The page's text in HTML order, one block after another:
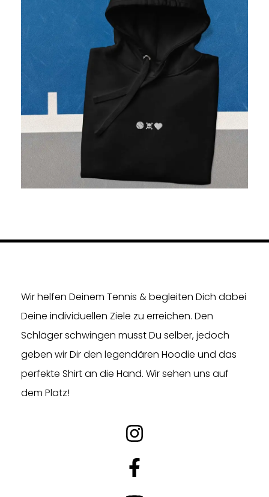
Wir helfen Deinem Tennis & begleiten Dich dabei
Deine individuellen Ziele zu erreichen. Den
Schläger schwingen musst Du selber, jedoch
geben wir Dir den legendären Hoodie und das
perfekte Shirt an die Hand. Wir sehen uns auf
dem Platz!